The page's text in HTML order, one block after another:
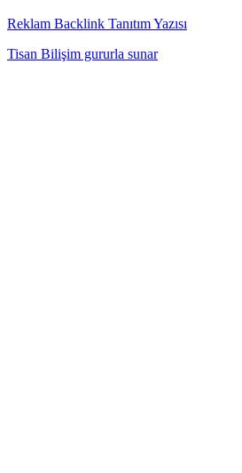
Reklam Backlink Tanıtım Yazısı
Tisan Bilişim gururla sunar